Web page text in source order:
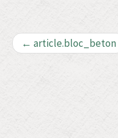
← article.bloc_beton